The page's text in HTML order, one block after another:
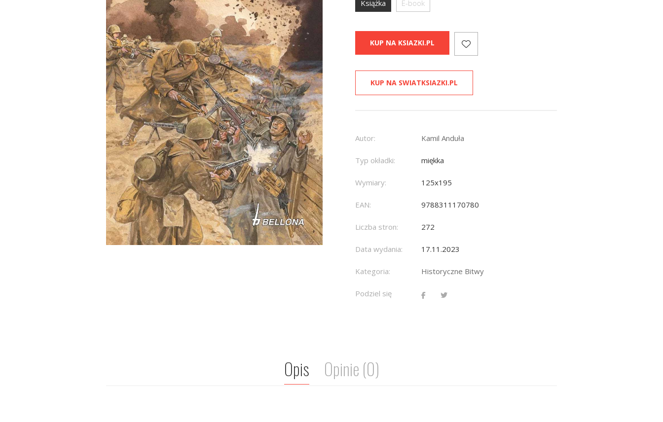
Książka E-book
KUP NA KSIAZKI.PL
KUP NA SWIATKSIAZKI.PL
Autor: Kamil Anduła
Typ okładki: miękka
Wymiary: 125x195
EAN: 9788311170780
Liczba stron: 272
Data wydania: 17.11.2023
Kategoria: Historyczne Bitwy
Podziel się
Opis Opinie (0)